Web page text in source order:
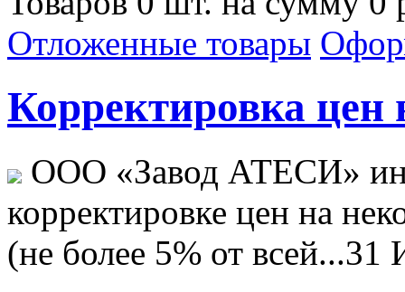
Отложенные товары
Корректировка цен
ООО «Завод АТЕСИ»
корректировке цен на
(не более 5% от всей...31